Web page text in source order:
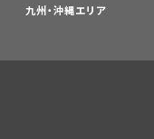
九州・沖縄エリア